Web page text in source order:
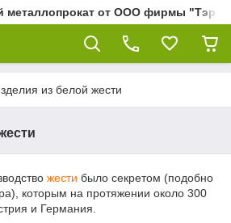
от ООО фирмы "Тэра"
из белой жести
жести было секретом (подобно
которым на протяжении около 300
и Германия.